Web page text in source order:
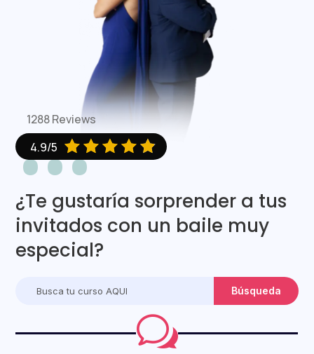
¿Te gustaría sorprender a tus
invitados con un baile muy
especial?
w
4.9/5     
1288 Reviews